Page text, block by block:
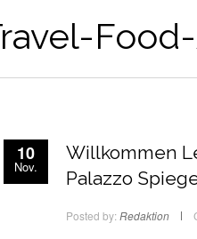
10
Nov.
Willkommen
Palazzo
Posted by: Redaktion